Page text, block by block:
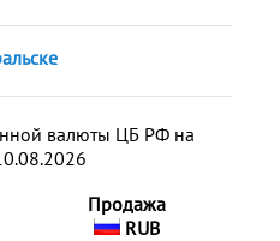
валюты ЦБ РФ на
Продажа
RUB